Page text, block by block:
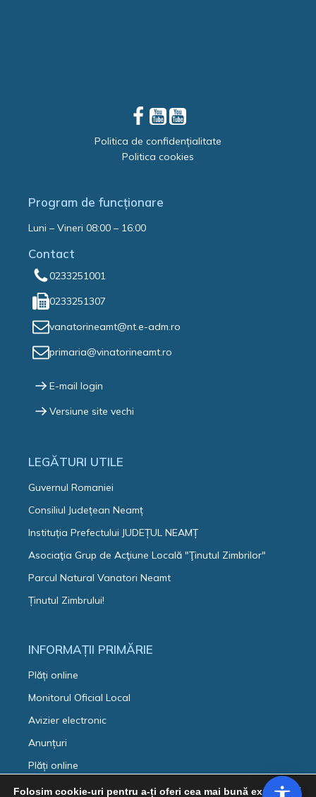
Politica de confidențialitate
Politica cookies
Program de funcționare
Luni – Vineri 08:00 – 16:00
Contact
0233251001
0233251307
vanatorineamt@nt.e-adm.ro
primaria@vinatorineamt.ro
E-mail login
Versiune site vechi
LEGĂTURI UTILE
Guvernul Romaniei
Consiliul Județean Neamț
Instituția Prefectului JUDEȚUL NEAMȚ
Asociaţia Grup de Acţiune Locală "Ţinutul Zimbrilor"
Parcul Natural Vanatori Neamt
Ținutul Zimbrului!
INFORMAȚII PRIMĂRIE
Plăți online
Monitorul Oficial Local
Avizier electronic
Anunțuri
Plăți online
Ultima actualizare:
Folosim cookie-uri pentru a-ți oferi cea mai bună experiență